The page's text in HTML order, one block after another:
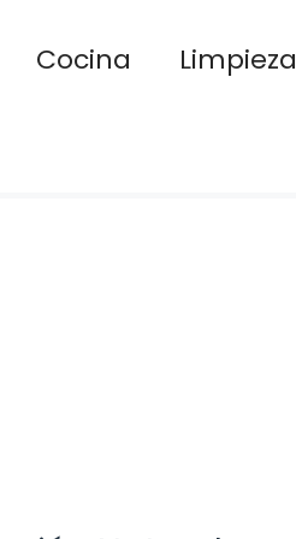
Cocina Limpieza